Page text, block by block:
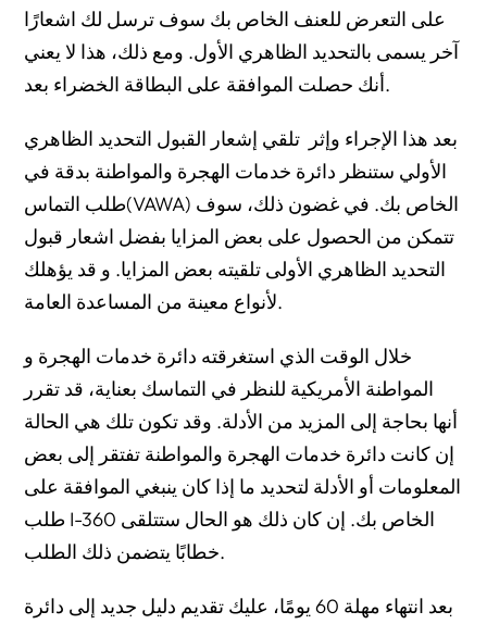
على التعرض للعنف الخاص بك سوف ترسل لك اشعارًا
آخر يسمى بالتحديد الظاهري الأول. ومع ذلك، هذا لا يعني
أنك حصلت الموافقة على البطاقة الخضراء بعد.
بعد هذا الإجراء وإثر تلقي إشعار القبول التحديد الظاهري
الأولي ستنظر دائرة خدمات الهجرة والمواطنة بدقة في
طلب التماس(VAWA) الخاص بك. في غضون ذلك، سوف
تتمكن من الحصول على بعض المزايا بفضل اشعار قبول
التحديد الظاهري الأولى تلقيته بعض المزايا. و قد يؤهلك
لأنواع معينة من المساعدة العامة.
خلال الوقت الذي استغرقته دائرة خدمات الهجرة و
المواطنة الأمريكية للنظر في التماسك بعناية، قد تقرر
أنها بحاجة إلى المزيد من الأدلة. وقد تكون تلك هي الحالة
إن كانت دائرة خدمات الهجرة والمواطنة تفتقر إلى بعض
المعلومات أو الأدلة لتحديد ما إذا كان ينبغي الموافقة على
طلب I-360 الخاص بك. إن كان ذلك هو الحال ستتلقى
خطابًا يتضمن ذلك الطلب.
بعد انتهاء مهلة 60 يومًا، عليك تقديم دليل جديد إلى دائرة